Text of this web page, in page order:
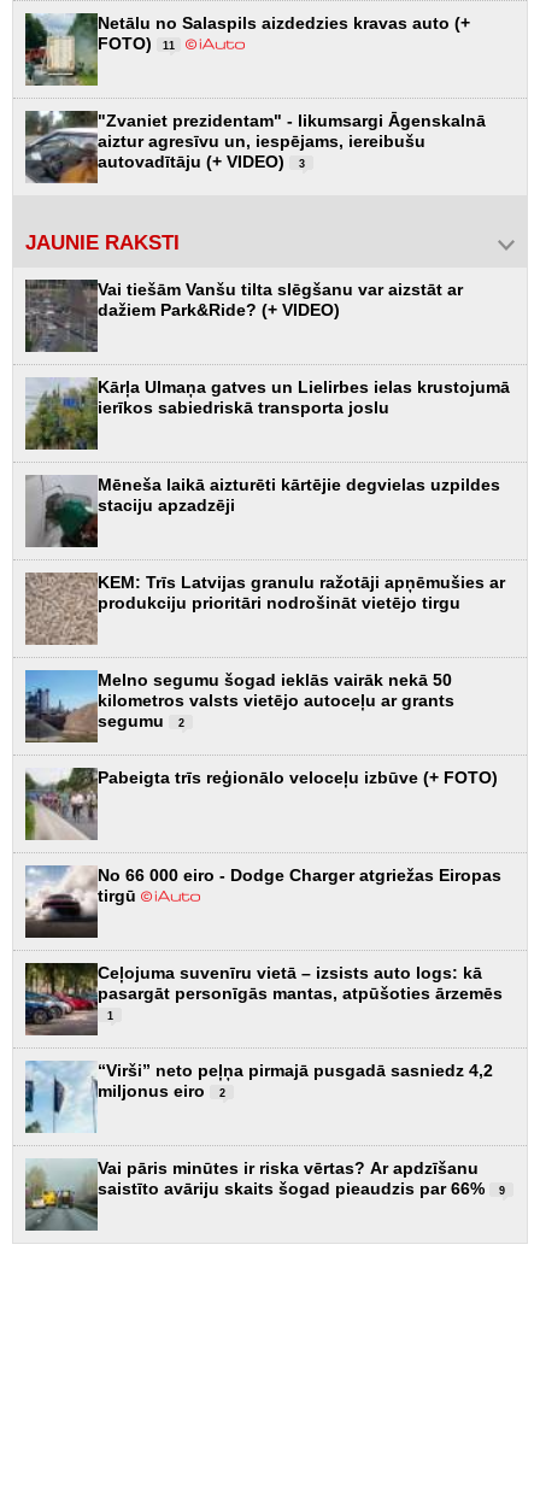
Netālu no Salaspils aizdedzies kravas auto (+
FOTO)
11
"Zvaniet prezidentam" - likumsargi Āgenskalnā
aiztur agresīvu un, iespējams, iereibušu
autovadītāju (+ VIDEO)
3
JAUNIE RAKSTI
Vai tiešām Vanšu tilta slēgšanu var aizstāt ar
dažiem Park&Ride? (+ VIDEO)
Kārļa Ulmaņa gatves un Lielirbes ielas krustojumā
ierīkos sabiedriskā transporta joslu
Mēneša laikā aizturēti kārtējie degvielas uzpildes
staciju apzadzēji
KEM: Trīs Latvijas granulu ražotāji apņēmušies ar
produkciju prioritāri nodrošināt vietējo tirgu
Melno segumu šogad ieklās vairāk nekā 50
kilometros valsts vietējo autoceļu ar grants
segumu
2
Pabeigta trīs reģionālo veloceļu izbūve (+ FOTO)
No 66 000 eiro - Dodge Charger atgriežas Eiropas
tirgū
Ceļojuma suvenīru vietā – izsists auto logs: kā
pasargāt personīgās mantas, atpūšoties ārzemēs
1
“Virši” neto peļņa pirmajā pusgadā sasniedz 4,2
miljonus eiro
2
Vai pāris minūtes ir riska vērtas? Ar apdzīšanu
saistīto avāriju skaits šogad pieaudzis par 66%
9